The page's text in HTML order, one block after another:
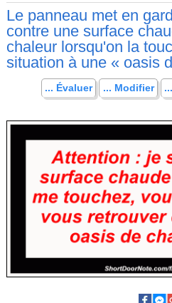
Le panneau met en
contre une surface
chaleur lorsqu'on la
situation à une « oasis
... Évaluer ... Modifier